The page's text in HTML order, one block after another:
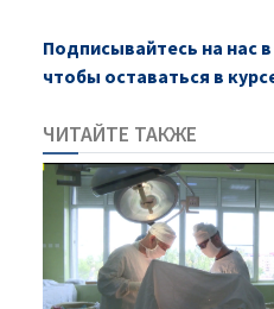
Подписывайтесь на нас
чтобы оставаться в
ЧИТАЙТЕ ТАКЖЕ